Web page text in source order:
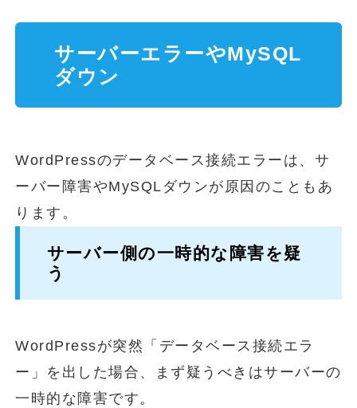
サーバーエラーやMySQL
ダウン
WordPressのデータベース接続エラーは、サ
ーバー障害やMySQLダウンが原因のこともあ
ります。
サーバー側の一時的な障害を疑
う
WordPressが突然「データベース接続エラ
ー」を出した場合、まず疑うべきはサーバーの
一時的な障害です。